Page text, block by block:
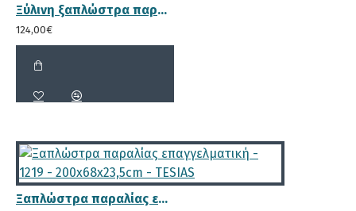
Μικρά κενά μόλις 2.1cm για τον
Επιπλέον ενίσχυση με διπλή μπάρα
για μεγαλύτερη αντοχή των ποδιών
της ξαπλώστρας
Ξύλινη ξαπλώστρα παραλίας επαγγελματική - TESIAS
124,00€
Ξαπλώστρα παραλίας επαγγελματική - 1219 - 200x68x23,5cm - TESIAS